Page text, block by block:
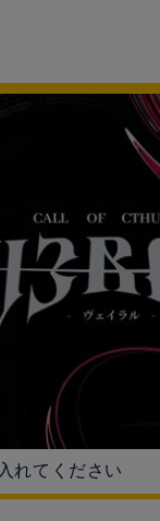
れてください